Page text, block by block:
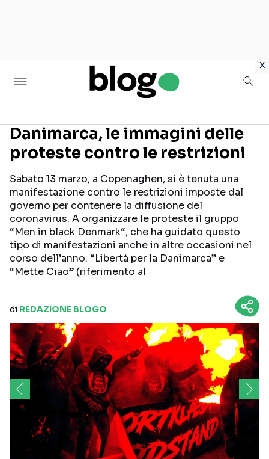
x
Seguici sui social
Danimarca, le immagini delle
proteste contro le restrizioni
Sabato 13 marzo, a Copenaghen, si è tenuta una
manifestazione contro le restrizioni imposte dal
governo per contenere la diffusione del
coronavirus. A organizzare le proteste il gruppo
“Men in black Denmark“, che ha guidato questo
tipo di manifestazioni anche in altre occasioni nel
corso dell’anno. “Libertà per la Danimarca” e
“Mette Ciao” (riferimento al
di REDAZIONE BLOGO